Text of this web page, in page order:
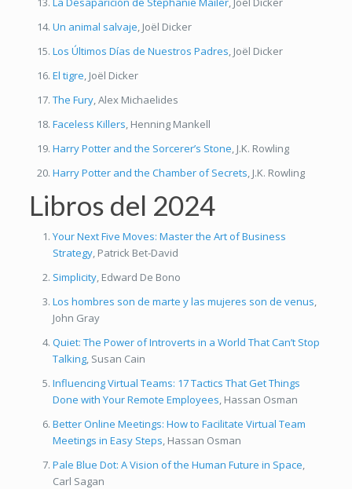
Un animal salvaje , Joël Dicker
Los Últimos Días de Nuestros Padres , Joël Dicker
El tigre , Joël Dicker
The Fury, Alex Michaelides
Faceless Killers , Henning Mankell
Harry Potter and the Sorcerer’s Stone , J.K. Rowling
Harry Potter and the Chamber of Secrets , J.K. Rowling
Libros del 2024
Your Next Five Moves: Master the Art of Business
Strategy, Patrick Bet-David
Simplicity, Edward De Bono
Los hombres son de marte y las mujeres son de venus
John Gray
Quiet: The Power of Introverts in a World That Can’t Stop
Talking, Susan Cain
Influencing Virtual Teams: 17 Tactics That Get Things
Done with Your Remote Employees , Hassan Osman
Better Online Meetings: How to Facilitate Virtual Team
Meetings in Easy Steps , Hassan Osman
Pale Blue Dot: A Vision of the Human Future in Space
Carl Sagan